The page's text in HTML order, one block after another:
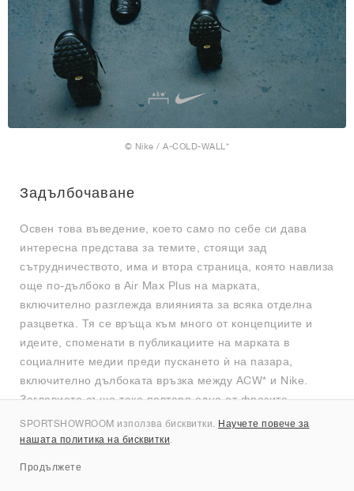
© Nike / A-COLD-WALL*
Задълбочаване
Освен това въведение, което само по себе си дава
интересна представа за темите, стоящи зад
сътрудничеството, има и втора страница, която навлиза
още по-дълбоко в Air Max Plus на марката,
включително разглежда влиянията за всяка отделна
разцветка. Тя се връща към много от концепциите и
идеите, споменати в публикациите на марката в
социалните медии преди пускането ѝ на пазара,
включително дълбоката връзка между ACW* и Nike.
Заглавието също така повтаря една от фразите,
използвани в кампанията за пускане на пазара:
"ACW_NIKE TN98: Взаимодействие на изтънченост и
него се посочва, че една от целите на проекта е да се
SPORTSHOWROOM използва бисквитки. Научете повече за
нашата политика на бисквитки.
Продължете